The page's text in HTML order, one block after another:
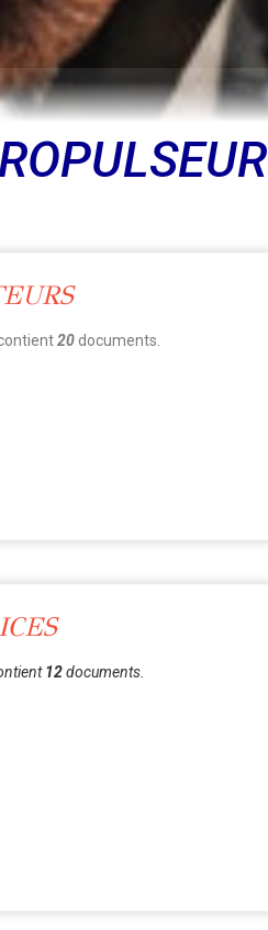
20 documents.
12documents.